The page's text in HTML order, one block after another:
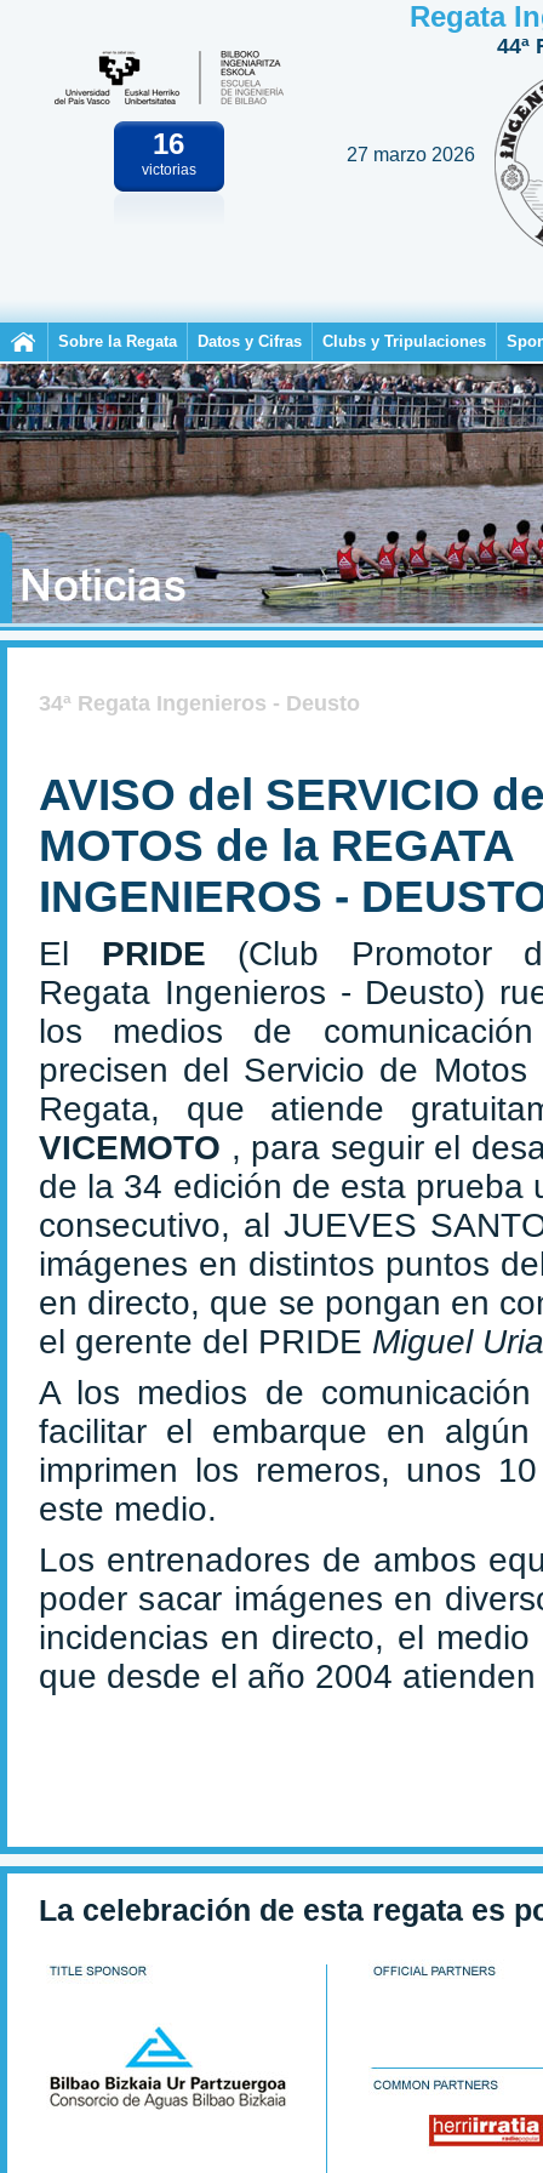
16
victorias
Regata
44ª
27 marzo 2026
Sobre la Regata Datos y Cifras Clubs y Tripulaciones
34ª Regata Ingenieros - Deusto
AVISO del SERVICIO
MOTOS de la REGATA
INGENIEROS -
El PRIDE (Club Promotor
Regata Ingenieros - Deusto)
los medios de
precisen del Servicio de Motos
Regata, que atiende
VICEMOTO , para seguir el
de la 34 edición de esta prueba
consecutivo, al JUEVES
imágenes en distintos puntos
en directo, que se pongan en
el gerente del PRIDE Miguel
A los medios de
facilitar el embarque en
imprimen los remeros, unos
este medio.
Los entrenadores de ambos
poder sacar imágenes en
incidencias en directo, el
que desde el año 2004
La celebración de esta regata es